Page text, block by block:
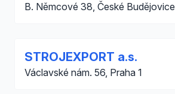
B. Němcové 38, České Budějovice
STROJEXPORT a.s.
Václavské nám. 56, Praha 1